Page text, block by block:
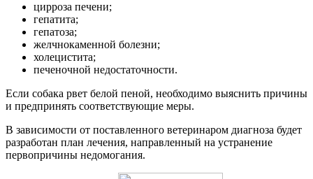
цирроза печени;
гепатита;
гепатоза;
желчнокаменной болезни;
холецистита;
печеночной недостаточности.
Если собака рвет белой пеной, необходимо выяснить причины
и предпринять соответствующие меры.
В зависимости от поставленного ветеринаром диагноза будет
разработан план лечения, направленный на устранение
первопричины недомогания.